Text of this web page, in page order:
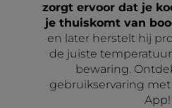
zorgt ervoor dat je
je thuiskomt van
en later herstelt hij
de juiste
bewaring.
gebruikservaring
App!